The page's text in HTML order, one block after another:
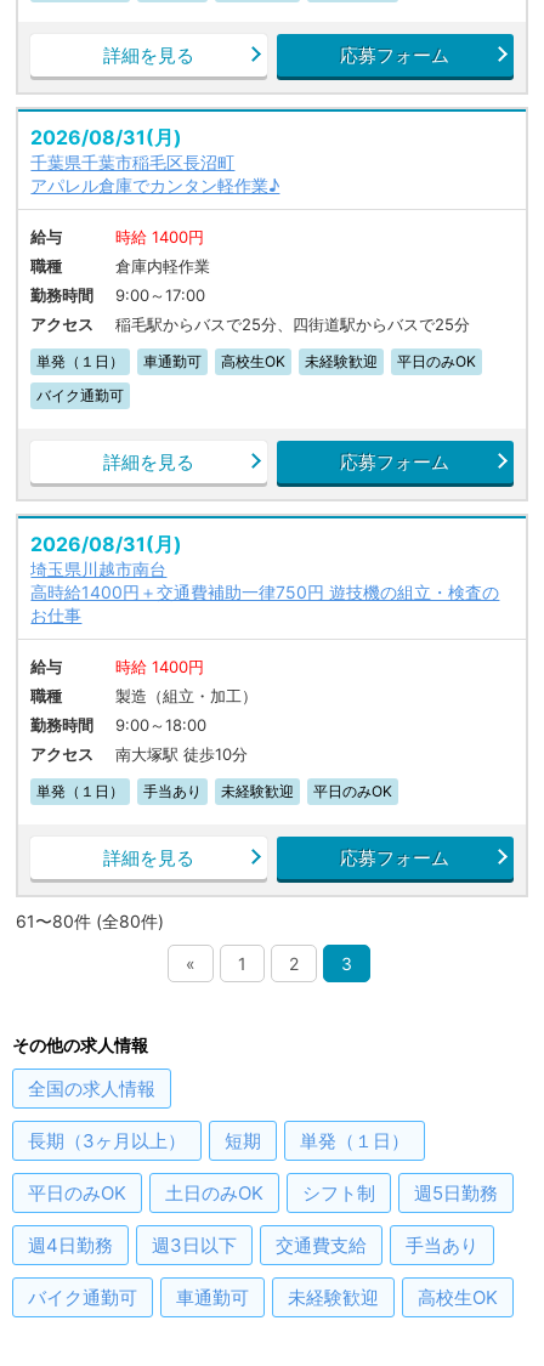
詳細を見る 応募フォーム
2026/08/31(月)
千葉県千葉市稲毛区長沼町
アパレル倉庫でカンタン軽作業♪
給与
時給 1400円
職種
倉庫内軽作業
勤務時間
9:00～17:00
アクセス
稲毛駅からバスで25分、四街道駅からバスで25分
単発（１日） 車通勤可 高校生OK 未経験歓迎
平日のみOK
バイク通勤可
詳細を見る 応募フォーム
2026/08/31(月)
埼玉県川越市南台
高時給1400円＋交通費補助一律750円 遊技機の組立・検査の
お仕事
給与
時給 1400円
職種
製造（組立・加工）
勤務時間
9:00～18:00
アクセス
南大塚駅 徒歩10分
単発（１日） 手当あり 未経験歓迎 平日のみOK
詳細を見る 応募フォーム
61〜80件 (全80件)
« 1 2 3
その他の求人情報
全国の求人情報
長期（3ヶ月以上） 短期 単発（１日）
平日のみOK 土日のみOK シフト制 週5日勤務
週4日勤務 週3日以下 交通費支給 手当あり
バイク通勤可 車通勤可 未経験歓迎 高校生OK